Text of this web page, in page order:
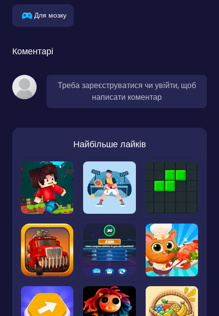
Для мозку
Коментарі
Треба зареєструватися чи увійти, щоб
написати коментар
Найбільше лайків